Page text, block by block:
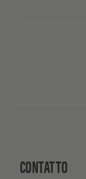
CONTATTO